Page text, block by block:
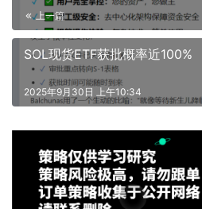
上一篇
SOL现货ETF获批概率近100%
2025年9月30日 上午10:34